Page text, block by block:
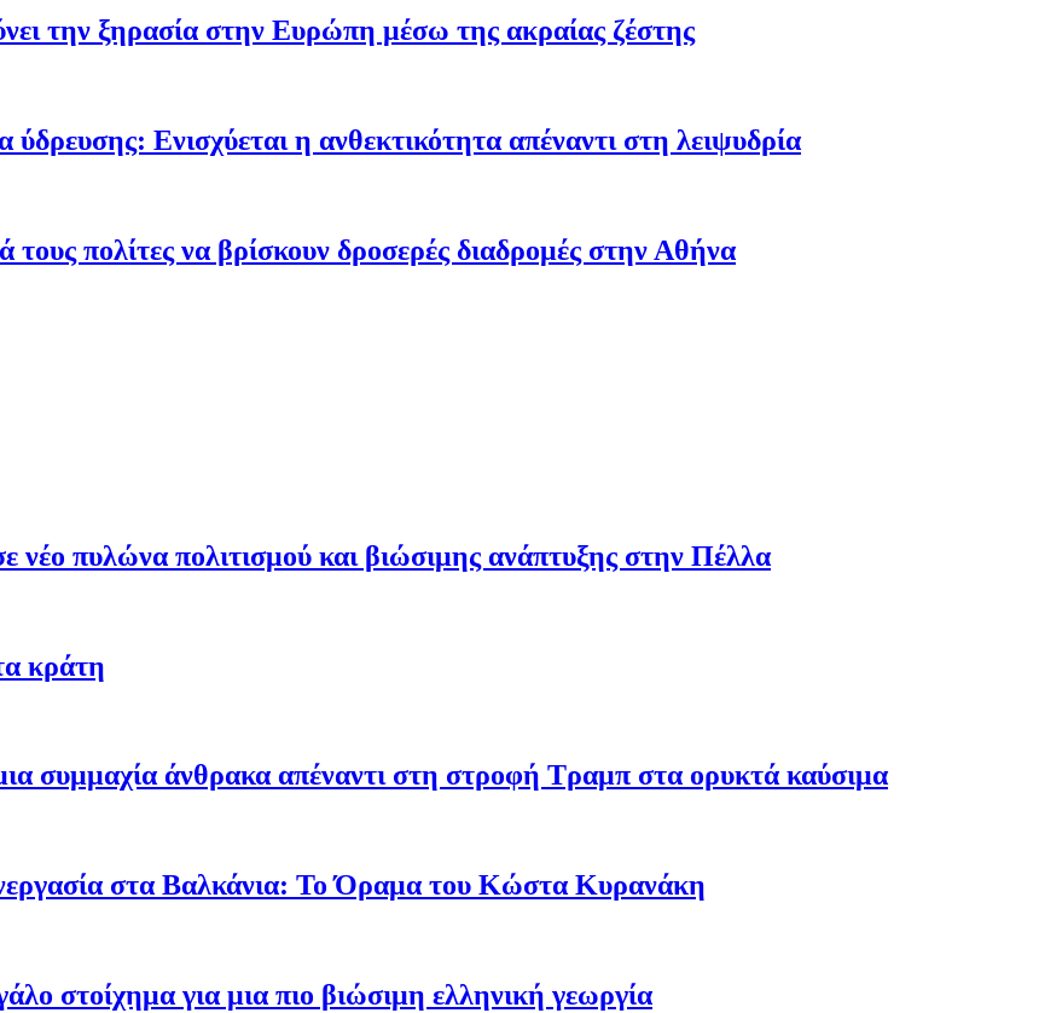
την ξηρασία στην Ευρώπη μέσω της ακραίας ζέστης
Ενισχύεται η ανθεκτικότητα απέναντι στη λειψυδρία
πολίτες να βρίσκουν δροσερές διαδρομές στην Αθήνα
πυλώνα πολιτισμού και βιώσιμης ανάπτυξης στην Πέλλα
κράτη
συμμαχία άνθρακα απέναντι στη στροφή Τραμπ στα ορυκτά καύσιμα
στα Βαλκάνια: Το Όραμα του Κώστα Κυρανάκη
στοίχημα για μια πιο βιώσιμη ελληνική γεωργία